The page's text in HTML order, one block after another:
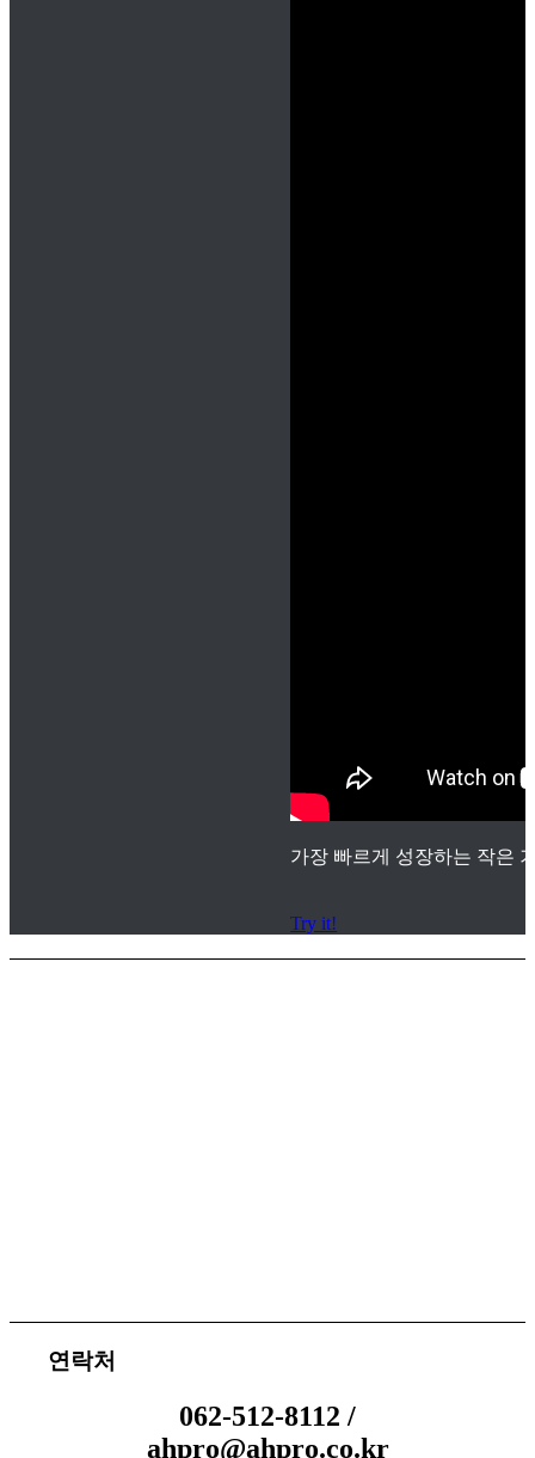
가장 빠르게 성장하는 작은
Try it!
연락처
062-512-8112 /
ahpro@ahpro.co.kr